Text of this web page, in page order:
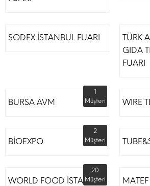
SODEX İSTANBUL FUARI
TÜRK
GIDA
FUARI
BURSA AVM
1
Müşteri
WIRE
BİOEXPO
2
Müşteri
WORLD FOOD İSTANBUL
20
Müşteri